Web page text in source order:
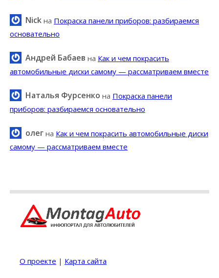
Nick на Покраска панели приборов: разбираемся
основательно
Андрей Бабаев на Как и чем покрасить
автомобильные диски самому — рассматриваем вместе
Наталья Фурсенко на Покраска панели
приборов: разбираемся основательно
олег на Как и чем покрасить автомобильные диски
самому — рассматриваем вместе
О проекте | Карта сайта